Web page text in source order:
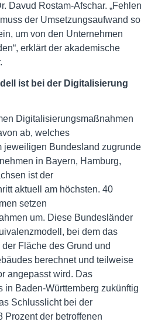
Davud Rostam-Afschar. „Fehlen
der Umsetzungsaufwand so
um von den Unternehmen
erklärt der akademische
ist bei der Digitalisierung
Digitalisierungsmaßnahmen
ab, welches
jeweiligen Bundesland zugrunde
in Bayern, Hamburg,
ist der
aktuell am höchsten. 40
setzen
um. Diese Bundesländer
bei dem das
Fläche des Grund und
berechnet und teilweise
angepasst wird. Das
in Baden-Württemberg zukünftig
Schlusslicht bei der
Prozent der betroffenen